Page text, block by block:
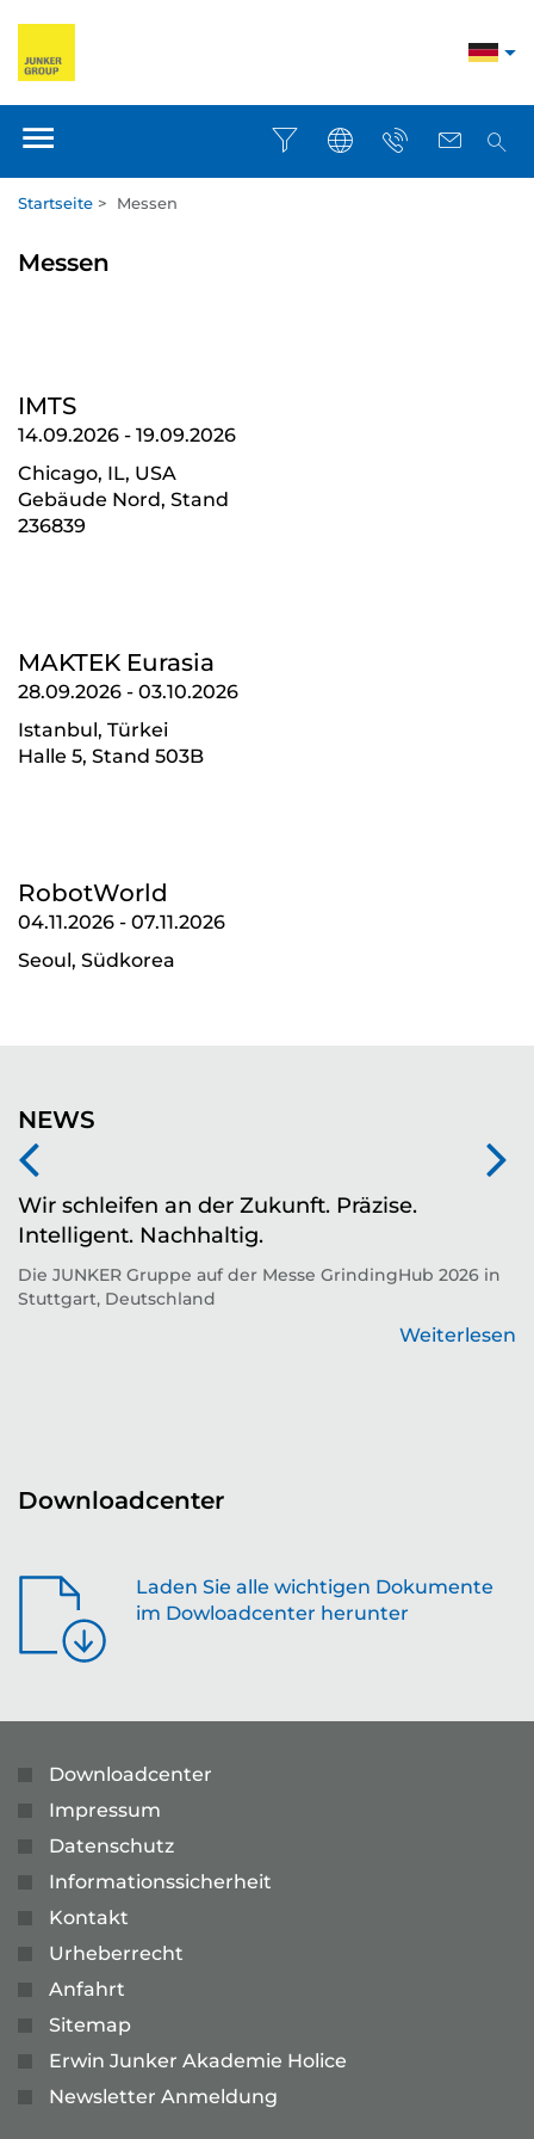
Startseite > Messen
Messen
IMTS
14.09.2026 - 19.09.2026
Chicago, IL, USA
Gebäude Nord, Stand
236839
MAKTEK Eurasia
28.09.2026 - 03.10.2026
Istanbul, Türkei
Halle 5, Stand 503B
RobotWorld
04.11.2026 - 07.11.2026
Seoul, Südkorea
NEWS
Wir schleifen an der Zukunft. Präzise.
Intelligent. Nachhaltig.
Die JUNKER Gruppe auf der Messe GrindingHub 2026 in
Stuttgart, Deutschland
Weiterlesen
Downloadcenter
Laden Sie alle wichtigen Dokumente
im Dowloadcenter herunter
Downloadcenter
Impressum
Datenschutz
Informationssicherheit
Kontakt
Urheberrecht
Anfahrt
Sitemap
Erwin Junker Akademie Holice
Newsletter Anmeldung